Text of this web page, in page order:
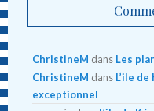
ChristineM dans Les
ChristineM dans L’ile
exceptionnel